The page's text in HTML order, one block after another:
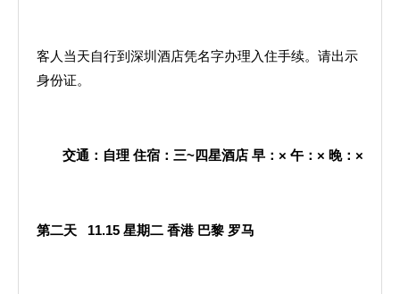
客人当天自行到深圳酒店凭名字办理入住手续。请出示
身份证。
交通：自理 住宿：三~四星酒店 早： × 午： × 晚： ×
第二天 11.15 星期二 香港 巴黎 罗马